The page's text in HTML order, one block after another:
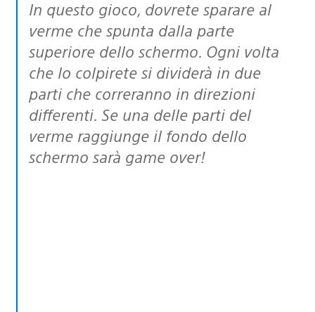
In questo gioco, dovrete sparare al
verme che spunta dalla parte
superiore dello schermo. Ogni volta
che lo colpirete si dividerà in due
parti che correranno in direzioni
differenti. Se una delle parti del
verme raggiunge il fondo dello
schermo sarà game over!